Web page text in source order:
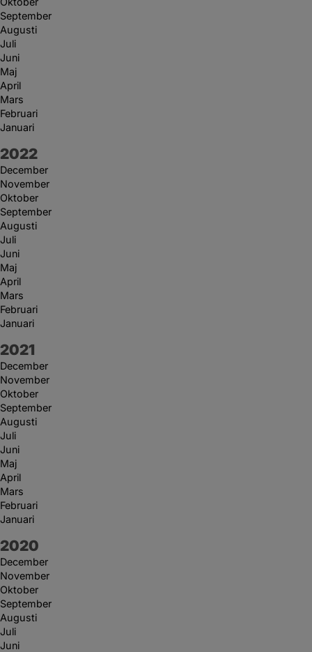
September
Augusti
Juli
Juni
Maj
April
Mars
Februari
Januari
År:
2022
December
November
Oktober
September
Augusti
Juli
Juni
Maj
April
Mars
Februari
Januari
År:
2021
December
November
Oktober
September
Augusti
Juli
Juni
Maj
April
Mars
Februari
Januari
År:
2020
December
November
Oktober
September
Augusti
Juli
Juni